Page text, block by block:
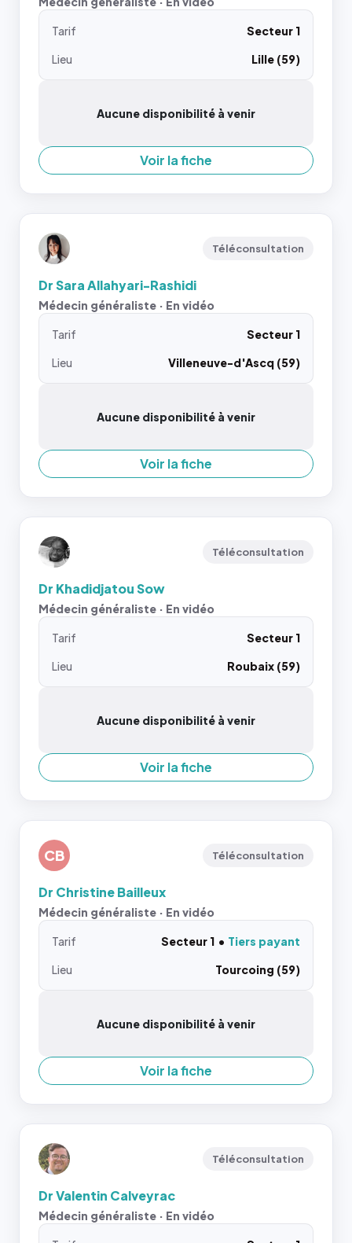
Tarif
Secteur 1
Lieu
Lille (59)
Aucune disponibilité à venir
Voir la fiche
Téléconsultation
Dr Sara Allahyari-Rashidi
Médecin généraliste · En vidéo
Tarif
Secteur 1
Lieu
Villeneuve-d'Ascq (59)
Aucune disponibilité à venir
Voir la fiche
Téléconsultation
Dr Khadidjatou Sow
Médecin généraliste · En vidéo
Tarif
Secteur 1
Lieu
Roubaix (59)
Aucune disponibilité à venir
Voir la fiche
CB Téléconsultation
Dr Christine Bailleux
Médecin généraliste · En vidéo
Tarif Secteur 1
Tiers payant
Lieu
Tourcoing (59)
Aucune disponibilité à venir
Voir la fiche
Téléconsultation
Dr Valentin Calveyrac
Médecin généraliste · En vidéo